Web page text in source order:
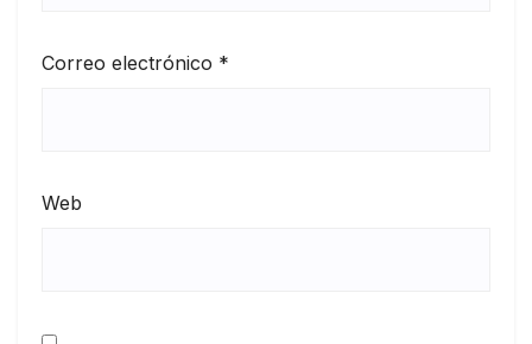
Correo electrónico *
Web